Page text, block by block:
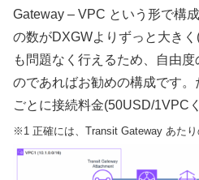
Gateway – VPC という形で構
の数がDXGWよりずっと大き
も問題なく行えるため、自由
のであればお勧めの構成です
ごとに接続料金(50USD/1VPC
※1 正確には、Transit Gateway あた